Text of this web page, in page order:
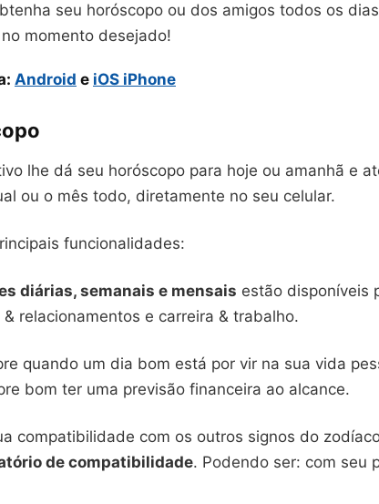
seu horóscopo ou dos amigos todos os
momento desejado!
Android e iOS iPhone
lhe dá seu horóscopo para hoje ou amanhã e
ou o mês todo, diretamente no seu celular.
funcionalidades:
diárias, semanais e mensais estão disponíveis
& relacionamentos e carreira & trabalho.
quando um dia bom está por vir na sua vida
bom ter uma previsão financeira ao alcance.
compatibilidade com os outros signos do
de compatibilidade. Podendo ser: com seu